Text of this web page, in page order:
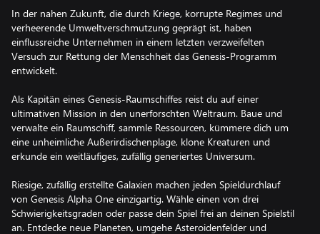
In der nahen Zukunft, die durch Kriege, korrupte Regimes und
verheerende Umweltverschmutzung geprägt ist, haben
einflussreiche Unternehmen in einem letzten verzweifelten
Versuch zur Rettung der Menschheit das Genesis-Programm
entwickelt.
Als Kapitän eines Genesis-Raumschiffes reist du auf einer
ultimativen Mission in den unerforschten Weltraum. Baue und
verwalte ein Raumschiff, sammle Ressourcen, kümmere dich um
eine unheimliche Außerirdischenplage, klone Kreaturen und
erkunde ein weitläufiges, zufällig generiertes Universum.
Riesige, zufällig erstellte Galaxien machen jeden Spieldurchlauf
von Genesis Alpha One einzigartig. Wähle einen von drei
Schwierigkeitsgraden oder passe dein Spiel frei an deinen Spielstil
an. Entdecke neue Planeten, umgehe Asteroidenfelder und